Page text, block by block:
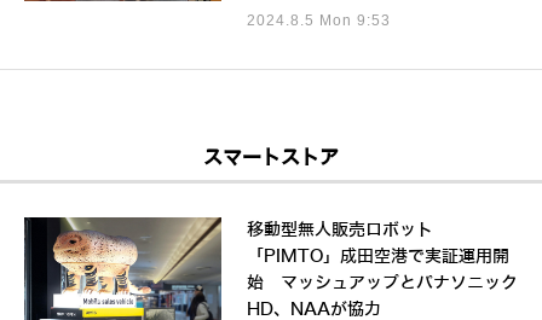
2024.8.5 Mon 9:53
スマートストア
移動型無人販売ロボット
「PIMTO」成田空港で実証運用開
始 マッシュアップとパナソニック
HD、NAAが協力